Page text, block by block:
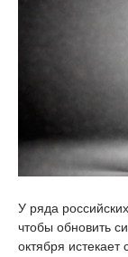
У ряда
чтобы обновить
октября